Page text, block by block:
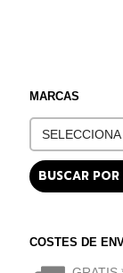
MARCAS
COSTES DE